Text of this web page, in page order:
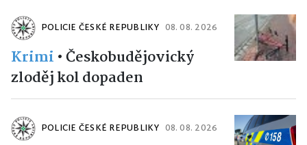
POLICIE ČESKÉ REPUBLIKY 08. 08. 2026
Krimi •Českobudějovický
zloděj kol dopaden
POLICIE ČESKÉ REPUBLIKY 08. 08. 2026